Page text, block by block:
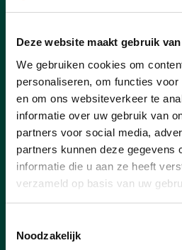
Deze website maakt gebruik
We gebruiken cookies om
personaliseren, om functies
en om ons websiteverkeer te
informatie over uw gebruik van
partners voor social media,
partners kunnen deze gegevens
informatie die u aan ze heeft
verzameld op basis van uw
Noodzakelijk
Maquettes
plaats in Sint-
Deerlijk
07/04/26
wordt in de zijbeuk van